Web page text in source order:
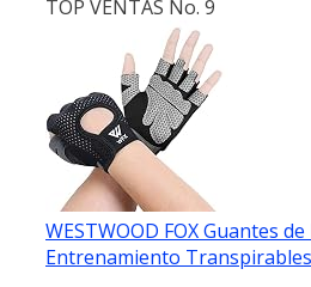
TOP VENTAS No. 9
WESTWOOD FOX Guantes
Entrenamiento